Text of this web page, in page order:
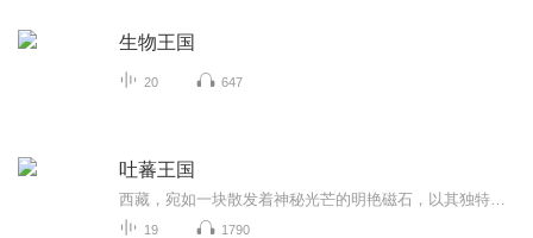
生物王国
20 647
吐蕃王国
19 1790